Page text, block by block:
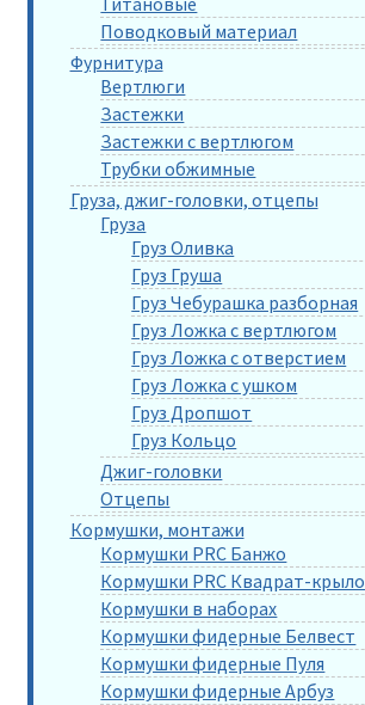
Поводковый материал
Фурнитура
Вертлюги
Застежки
Застежки с вертлюгом
Трубки обжимные
Груза, джиг-головки, отцепы
Груза
Груз Оливка
Груз Груша
Груз Чебурашка разборная
Груз Ложка с вертлюгом
Груз Ложка с отверстием
Груз Ложка с ушком
Груз Дропшот
Груз Кольцо
Джиг-головки
Отцепы
Кормушки, монтажи
Кормушки PRC Банжо
Кормушки PRC Квадрат-крыло
Кормушки в наборах
Кормушки фидерные Белвест
Кормушки фидерные Пуля
Кормушки фидерные Арбуз